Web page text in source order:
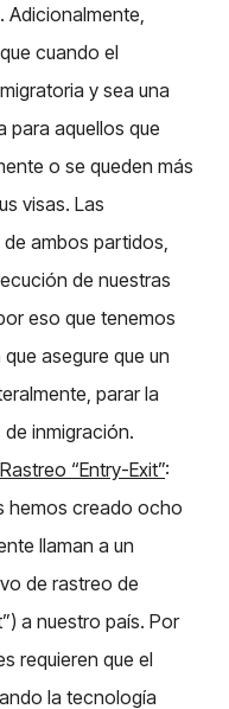
Adicionalmente,
cuando el
y sea una
para aquellos que
o se queden más
visas. Las
ambos partidos,
de nuestras
eso que tenemos
asegure que un
parar la
inmigración.
“Entry-Exit”:
hemos creado ocho
llaman a un
de rastreo de
a nuestro país. Por
requieren que el
la tecnología